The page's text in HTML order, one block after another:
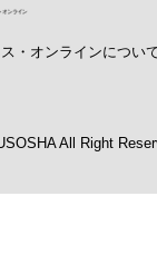
・オンラインについ
All Right